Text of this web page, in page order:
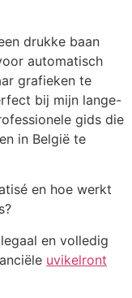
drukke baan
automatisch
grafieken te
bij mijn lange-
gids die
in België te
en hoe werkt
en volledig
uvikelront